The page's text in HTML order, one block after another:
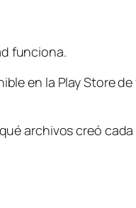
funciona.
en la Play Store
archivos creó